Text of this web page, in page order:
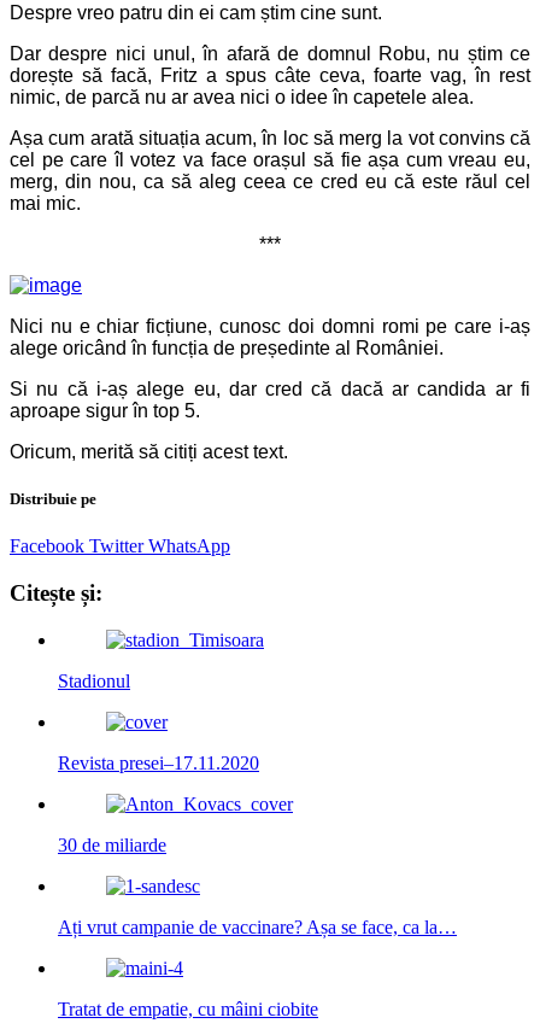
Despre vreo patru din ei cam știm cine sunt.
Dar despre nici unul, în afară de domnul Robu, nu știm ce
dorește să facă, Fritz a spus câte ceva, foarte vag, în rest
nimic, de parcă nu ar avea nici o idee în capetele alea.
Așa cum arată situația acum, în loc să merg la vot convins că
cel pe care îl votez va face orașul să fie așa cum vreau eu,
merg, din nou, ca să aleg ceea ce cred eu că este răul cel
mai mic.
***
Nici nu e chiar ficțiune, cunosc doi domni romi pe care i-aș
alege oricând în funcția de președinte al României.
Si nu că i-aș alege eu, dar cred că dacă ar candida ar fi
aproape sigur în top 5.
Oricum, merită să citiți acest text.
Distribuie pe
Facebook Twitter WhatsApp
Citește și:
Stadionul
Revista presei–17.11.2020
30 de miliarde
Ați vrut campanie de vaccinare? Așa se face, ca la…
Tratat de empatie, cu mâini ciobite